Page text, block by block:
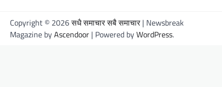
Copyright © 2026सधै समाचार सबै समाचार | Newsbreak
Magazine byAscendoor | Powered byWordPress.